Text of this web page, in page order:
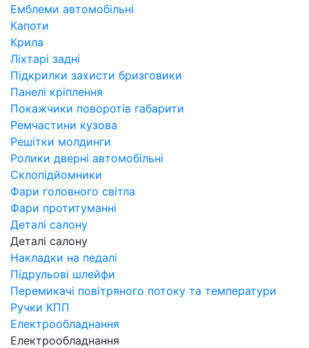
Емблеми автомобільні
Капоти
Крила
Ліхтарі задні
Підкрилки захисти бризговики
Панелі кріплення
Покажчики поворотів габарити
Ремчастини кузова
Решітки молдинги
Ролики дверні автомобільні
Склопідйомники
Фари головного світла
Фари протитуманні
Деталі салону
Деталі салону
Накладки на педалі
Підрульові шлейфи
Перемикачі повітряного потоку та температури
Ручки КПП
Електрообладнання
Електрообладнання